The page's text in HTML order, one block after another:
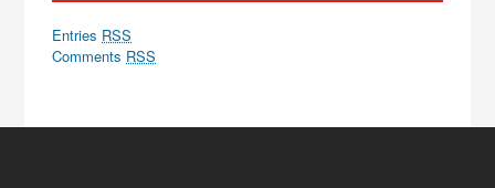
Entries RSS
Comments RSS